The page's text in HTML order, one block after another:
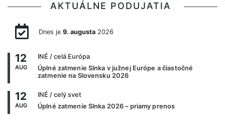
AKTUÁLNE PODUJATIA
Dnes je 9. augusta2026
12
AUG
INÉ / celá Európa
Úplné zatmenie Slnka v južnej Európe a čiastočné
zatmenie na Slovensku 2026
12
AUG
INÉ / celý svet
Úplné zatmenie Slnka 2026 – priamy prenos